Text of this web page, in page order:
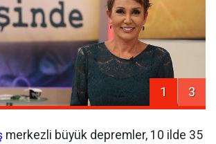
1 3
merkezli büyük depremler, 10 ilde 35